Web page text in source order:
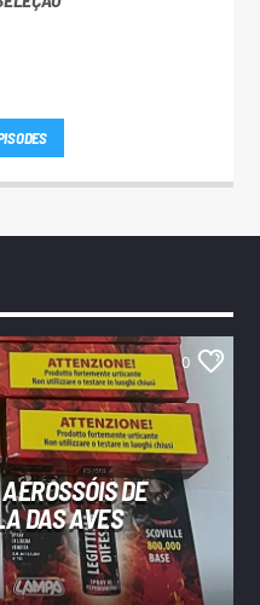
0
DE
DAS AVES